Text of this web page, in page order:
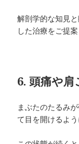
解剖学的な知見
した治療をご提案
6. 頭痛や
まぶたのたるみ
て目を開けるよう